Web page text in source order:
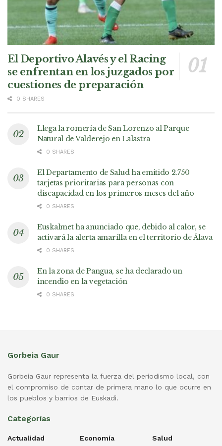
El Deportivo Alavés y el Racing
se enfrentan en los juzgados por
cuestiones de preparación
0 SHARES
Llega la romería de San Lorenzo al Parque
Natural de Valderejo en Lalastra
0 SHARES
El Departamento de Salud ha emitido 2.750
tarjetas prioritarias para personas con
discapacidad en los primeros meses del año
0 SHARES
Euskalmet ha anunciado que, debido al calor, se
activará la alerta amarilla en el territorio de Álava
0 SHARES
En la zona de Pangua, se ha declarado un
incendio en la vegetación
0 SHARES
Gorbeia Gaur
Gorbeia Gaur representa la fuerza del periodismo local, con
el compromiso de contar de primera mano lo que ocurre en
los pueblos y barrios de Euskadi.
Categorías
Actualidad
Economía
Salud